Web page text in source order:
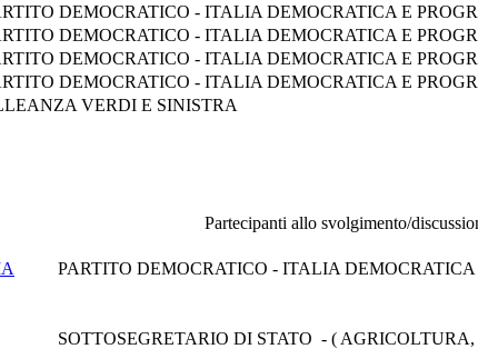
DEMOCRATICO - ITALIA DEMOCRATICA E
DEMOCRATICO - ITALIA DEMOCRATICA E
DEMOCRATICO - ITALIA DEMOCRATICA E
DEMOCRATICO - ITALIA DEMOCRATICA E
VERDI E SINISTRA
Partecipanti allo svolgimento/
PARTITO DEMOCRATICO - ITALIA DEMOCRATICA
SOTTOSEGRETARIO DI STATO - (